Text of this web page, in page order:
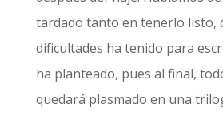
tardado tanto en tenerlo listo,
dificultades ha tenido para
ha planteado, pues al final,
quedará plasmado en una